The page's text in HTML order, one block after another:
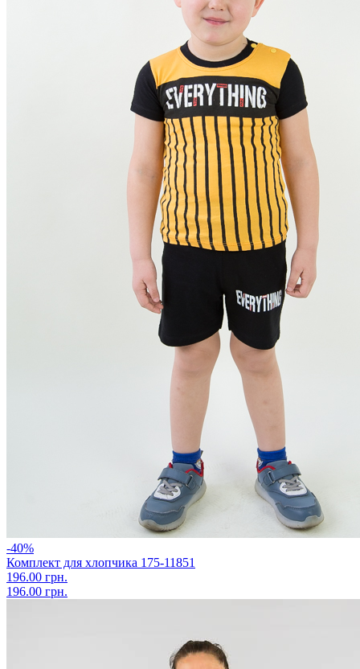
-40%
Комплект для хлопчика 175-11851
196.00 грн.
196.00 грн.